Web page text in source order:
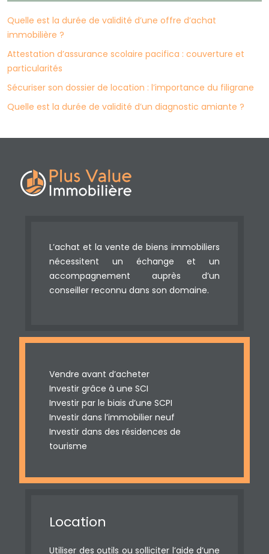
Quelle est la durée de validité d’une offre d’achat
immobilière ?
Attestation d’assurance scolaire pacifica : couverture et
particularités
Sécuriser son dossier de location : l’importance du filigrane
Quelle est la durée de validité d’un diagnostic amiante ?
L’achat et la vente de biens immobiliers
nécessitent un échange et un
accompagnement auprès d’un
conseiller reconnu dans son domaine.
Vendre avant d’acheter
Investir grâce à une SCI
Investir par le biais d’une SCPI
Investir dans l’immobilier neuf
Investir dans des résidences de
tourisme
Location
Utiliser des outils ou solliciter l’aide d’une